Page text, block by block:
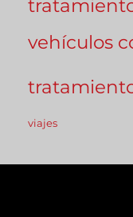
vehículos
viajes